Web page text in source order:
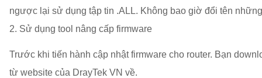
ngược lại sử dụng tập tin .ALL. Không bao giờ đổi tên
2. Sử dụng tool nâng cấp firmware
Trước khi tiến hành cập nhật firmware cho router. Bạn
từ website của DrayTek VN về.